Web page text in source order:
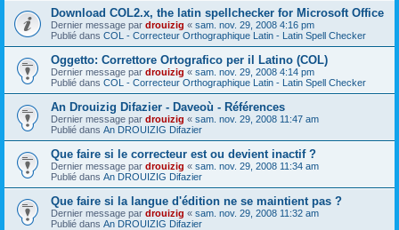
Download COL2.x, the latin spellchecker for Microsoft Office
Dernier message par drouizig « sam. nov. 29, 2008 4:16 pm
Publié dans COL - Correcteur Orthographique Latin - Latin Spell Checker
Oggetto: Correttore Ortografico per il Latino (COL)
Dernier message par drouizig « sam. nov. 29, 2008 4:14 pm
Publié dans COL - Correcteur Orthographique Latin - Latin Spell Checker
An Drouizig Difazier - Daveoù - Références
Dernier message par drouizig « sam. nov. 29, 2008 11:47 am
Publié dans An DROUIZIG Difazier
Que faire si le correcteur est ou devient inactif ?
Dernier message par drouizig « sam. nov. 29, 2008 11:34 am
Publié dans An DROUIZIG Difazier
Que faire si la langue d'édition ne se maintient pas ?
Dernier message par drouizig « sam. nov. 29, 2008 11:32 am
Publié dans An DROUIZIG Difazier